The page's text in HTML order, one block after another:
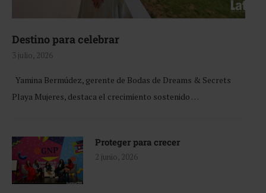
Destino para celebrar
3 julio, 2026
Yamina Bermúdez, gerente de Bodas de Dreams & Secrets
Playa Mujeres, destaca el crecimiento sostenido …
Proteger para crecer
2 junio, 2026